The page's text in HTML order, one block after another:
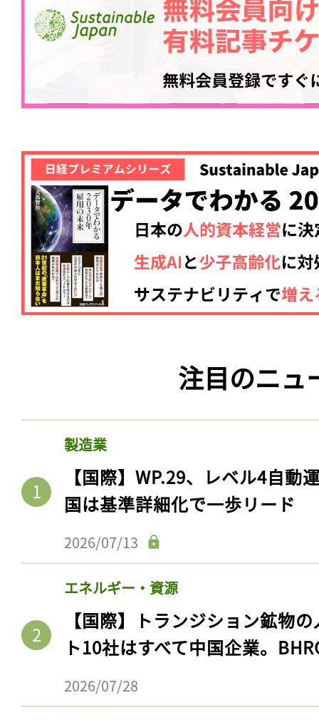
注目のニュ
製造業
【国際】WP.29、レベル4自動
国は基準詳細化で一歩リード
2026/07/13
エネルギー・資源
【国際】トランジション鉱物
ト10社はすべて中国企業。
2026/07/28